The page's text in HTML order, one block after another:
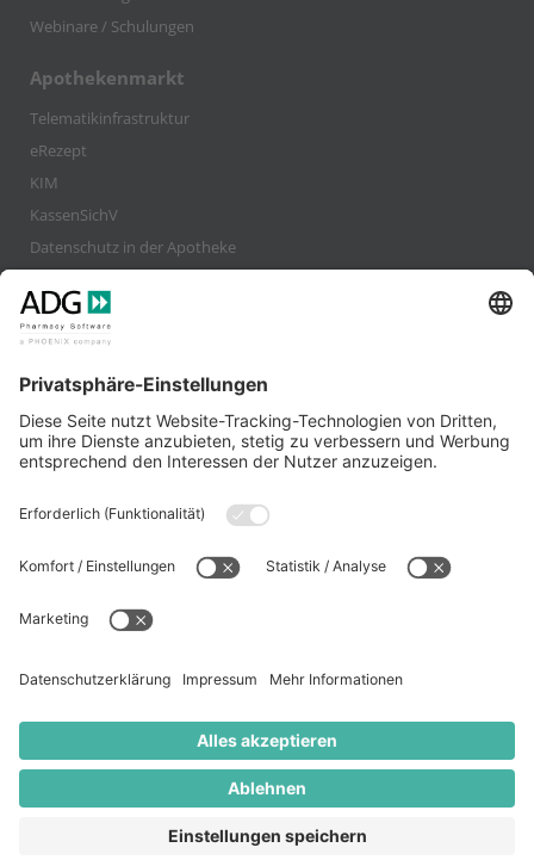
Webinare / Schulungen
Apothekenmarkt
Telematikinfrastruktur
eRezept
KIM
KassenSichV
Datenschutz in der Apotheke
securPharm
Karriere
Kundenstimmen / Interviews
Presse
Disclaimer
Impressum
© 2026 ADG Apotheken-Dienstleistungsgesellschaft mbH